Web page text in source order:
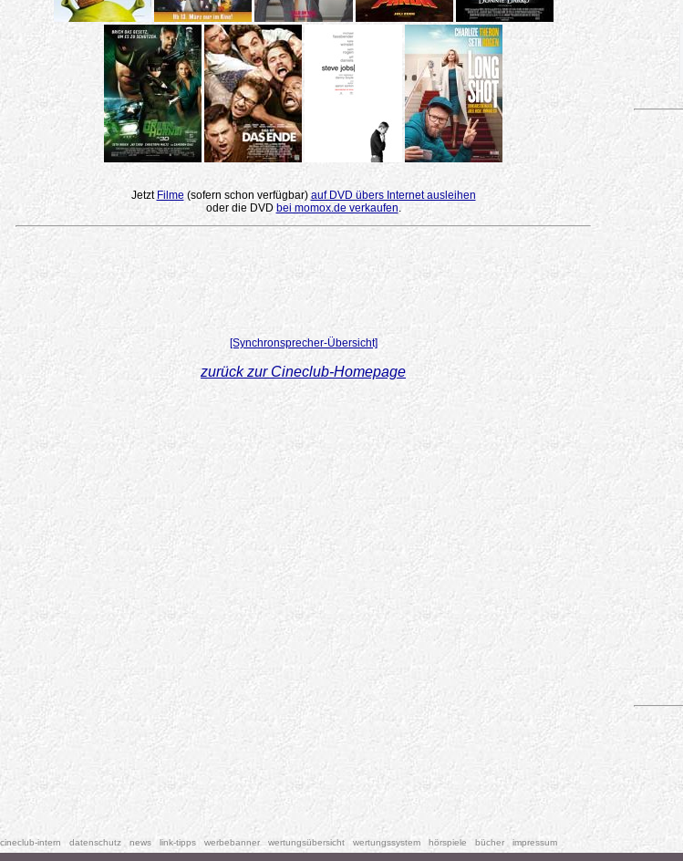
Jetzt Filme (sofern schon verfügbar) auf DVD übers Internet ausleihen
oder die DVD bei momox.de verkaufen.
[Synchronsprecher-Übersicht]
zurück zur Cineclub-Homepage
cineclub-intern datenschutz news link-tipps werbebanner wertungsübersicht wertungssystem hörspiele bücher impressum